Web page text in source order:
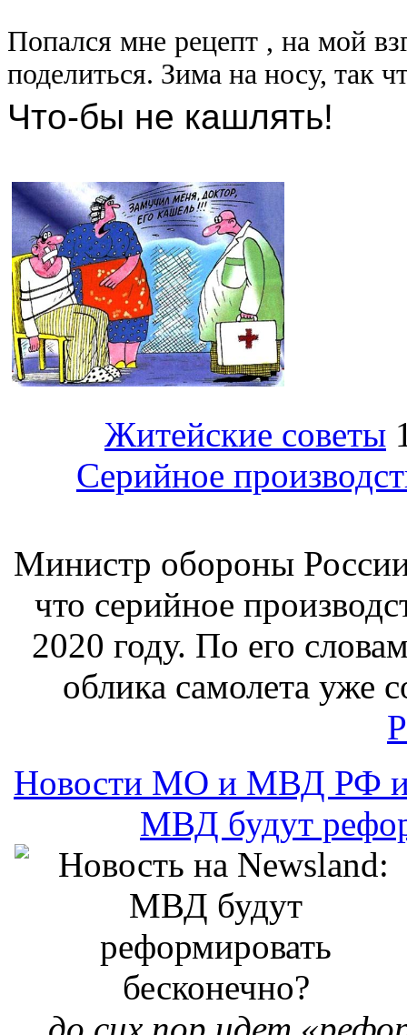
Попался мне рецепт , на мой
поделиться. Зима на носу, так
Что-бы не кашлять!
Житейские советы
Серийное
Министр обороны
что серийное
2020 году. По его
облика самолета уже
Новости МО и МВД РФ
МВД будут